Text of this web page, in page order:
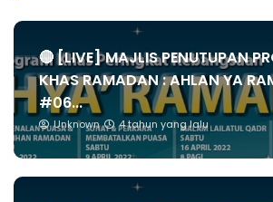
🔴 [LIVE] MAJLIS PENUTUPAN
KHAS RAMADAN : AHLAN YA
#06...
Unknown 4 tahun yang lalu